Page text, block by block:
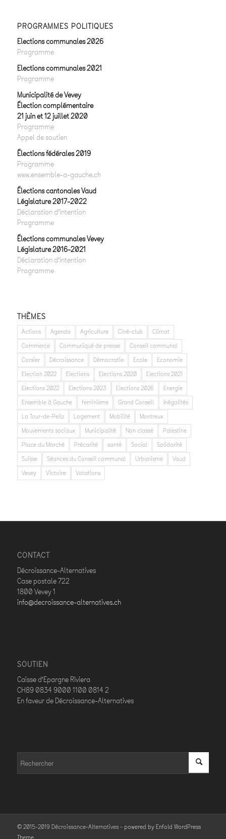
PROGRAMMES POLITIQUES
Elections communales 2026
Programme
Elections communales 2021
Programme
Municipalité de Vevey
Élection complémentaire
21 juin et 12 juillet 2020
Programme
Appel de soutien
Élections fédérales 2019
Programme
www.ensemble-a-gauche.ch
Élections cantonales Vaud
Législature 2017-2022
Déclaration d’intention
Programme
Élections communales Vevey
Législature 2016-2021
Déclaration d’intention
Programme
THÈMES
Actions Agenda Agriculture Ciné-club
Climat
Commerce
Communiqué de presse
Conseil communal
Corsier
Décroissance Démocratie Ecole
Economie
Election 2022
Elections Elections 2020
Elections 2021
Elections 2022
Elections 2023 Elections 2026
Energie
Ensemble à Gauche
feminisme Grand Conseil
Inégalités
La Tour-de-Peilz
Logement Mobilité
Montreux
Mouvements sociaux
Municipalité Non classé
Palestine
Place du Marché
Précarité santé Social
Solidarité
Suisse
Séances du Conseil communal Urbanisme
Vaud
Vevey
Victoire Votations
CONTACT
Décroissance-Alternatives
Case postale 722
1800 Vevey 1
info@decroissance-alternatives.ch
SOUTIEN
Caisse d’Epargne Riviera
CH89 0834 9000 1100 0814 2
En faveur de Décroissance-Alternatives
© 2015-2019 Décroissance-Alternatives - powered by Enfold WordPress